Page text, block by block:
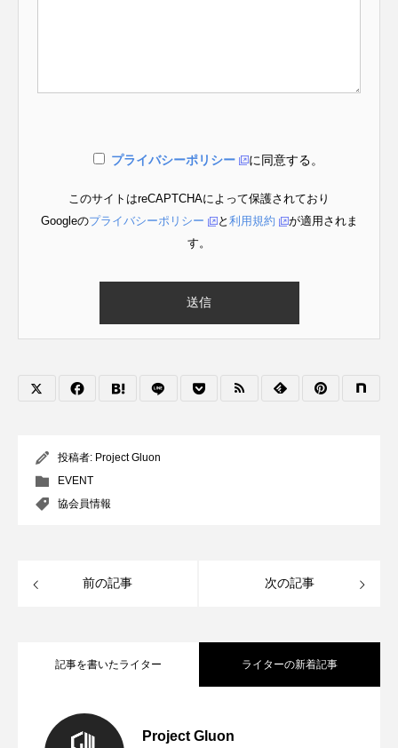
プライバシーポリシー に同意する。
このサイトはreCAPTCHAによって保護されており
Googleのプライバシーポリシー と 利用規約
が適用されま
す。
投稿者: Project Gluon
EVENT
協会員情報
前の記事 次の記事
記事を書いたライター ライターの新着記事
Project Gluon
2025.12.01